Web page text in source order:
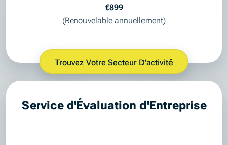
€899
(Renouvelable annuellement)
Trouvez Votre Secteur D'activité
Service d'Évaluation d'Entreprise